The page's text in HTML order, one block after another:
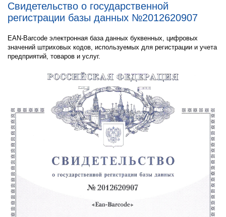
Свидетельство о государственной
регистрации базы данных №2012620907
EAN-Barcode электронная база данных буквенных, цифровых
значений штриховых кодов, используемых для регистрации и учета
предприятий, товаров и услуг.